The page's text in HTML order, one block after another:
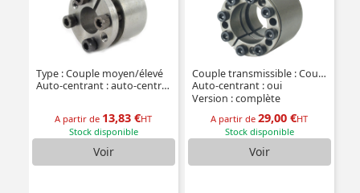
Type : Couple moyen/élevé
Auto-centrant : auto-centrant
A partir de 13,83 €HT
Stock disponible
Voir
Couple transmissible : Couple élevé
Auto-centrant : oui
Version : complète
A partir de29,00 €HT
Stock disponible
Voir